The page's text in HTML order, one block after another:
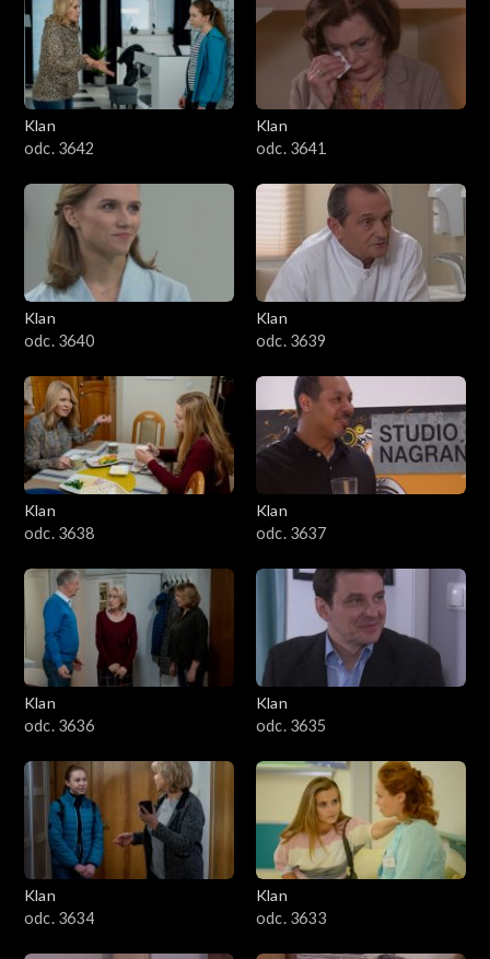
Klan
odc. 3642
Klan
odc. 3641
Klan
odc. 3640
Klan
odc. 3639
Klan
odc. 3638
Klan
odc. 3637
Klan
odc. 3636
Klan
odc. 3635
Klan
odc. 3634
Klan
odc. 3633